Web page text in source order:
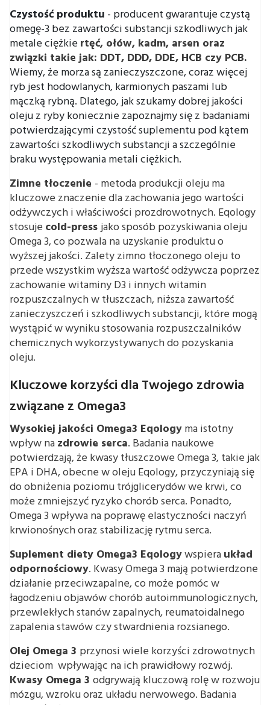
Czystość produktu - producent gwarantuje czystą
omegę-3 bez zawartości substancji szkodliwych jak
metale ciężkiertęć, ołów, kadm, arsen oraz
związki takie jak: DDT, DDD, DDE, HCB czy PCB.
Wiemy, że morza są zanieczyszczone, coraz więcej
ryb jest hodowlanych, karmionych paszami lub
mączką rybną. Dlatego, jak szukamy dobrej jakości
oleju z ryby koniecznie zapoznajmy się z badaniami
potwierdzającymi czystość suplementu pod kątem
zawartości szkodliwych substancji a szczególnie
braku występowania metali ciężkich.
Zimne tłoczenie - metoda produkcji oleju ma
kluczowe znaczenie dla zachowania jego wartości
odżywczych i właściwości prozdrowotnych. Eqology
stosuje cold-pressjako sposób pozyskiwania oleju
Omega 3, co pozwala na uzyskanie produktu o
wyższej jakości. Zalety zimno tłoczonego oleju to
przede wszystkim wyższa wartość odżywcza poprzez
zachowanie witaminy D3 i innych witamin
rozpuszczalnych w tłuszczach, niższa zawartość
zanieczyszczeń i szkodliwych substancji, które mogą
wystąpić w wyniku stosowania rozpuszczalników
chemicznych wykorzystywanych do pozyskania
oleju.
Kluczowe korzyści dla Twojego zdrowia
związane z Omega3
Wysokiej jakości Omega3 Eqologyma istotny
wpływ nazdrowie serca. Badania naukowe
potwierdzają, że kwasy tłuszczowe Omega 3, takie jak
EPA i DHA, obecne w oleju Eqology, przyczyniają się
do obniżenia poziomu trójglicerydów we krwi, co
może zmniejszyć ryzyko chorób serca. Ponadto,
Omega 3 wpływa na poprawę elastyczności naczyń
krwionośnych oraz stabilizację rytmu serca.
Suplement diety Omega3 Eqologywspieraukład
odpornościowy. Kwasy Omega 3 mają potwierdzone
działanie przeciwzapalne, co może pomóc w
łagodzeniu objawów chorób autoimmunologicznych,
przewlekłych stanów zapalnych, reumatoidalnego
zapalenia stawów czy stwardnienia rozsianego.
Olej Omega 3 przynosi wiele korzyści zdrowotnych
dzieciom wpływając na ich prawidłowy rozwój.
Kwasy Omega 3 odgrywają kluczową rolę w rozwoju
mózgu, wzroku oraz układu nerwowego. Badania